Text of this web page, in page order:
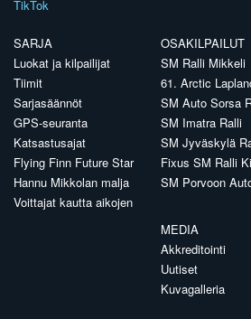
TikTok
SARJA
Luokat ja kilpailijat
Tiimit
Sarjasäännöt
GPS-seuranta
Katsastusajat
Flying Finn Future Star
Hannu Mikkolan malja
Voittajat kautta aikojen
OSAKILPAILUT
SM Ralli Mikkeli
61. Arctic
SM Auto Sorsa
SM Imatra Ralli
SM Jyväskylä
Fixus SM Ralli
SM Porvoon
MEDIA
Akkreditointi
Uutiset
Kuvagalleria